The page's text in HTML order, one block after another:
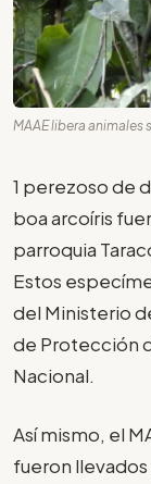
MAAE libera animales
1 perezoso de
boa arcoíris
parroquia
Estos
del Ministerio
de Protección
Nacional.
Así mismo, el
fueron